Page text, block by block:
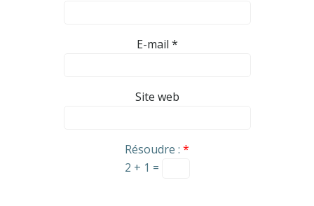
E-mail *
Site web
Résoudre : *
2 + 1 =